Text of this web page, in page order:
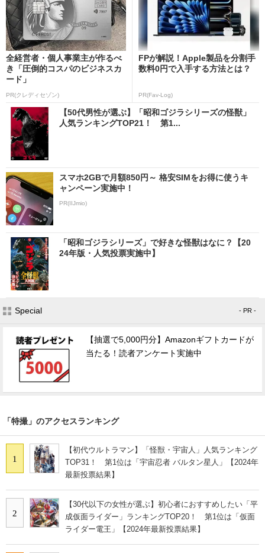
全経営者・個人事業主が作るべ
き「圧倒的コスパのビジネスカ
ード」
PR(クレディセゾン)
FPが解説！Apple製品を分割手
数料0円で入手する方法とは？
PR(Fav-Log)
【50代男性が選ぶ】「昭和ゴジラシリーズの怪獣」
人気ランキングTOP21！ 第1...
スマホ2GBで月額850円～ 格安SIMをお得に使うキ
ャンペーン実施中！
PR(IIJmio)
「昭和ゴジラシリーズ」で好きな怪獣はなに？【20
24年版・人気投票実施中】
Special - PR -
【抽選で5,000円分】Amazonギフトカードが
当たる！読者アンケート実施中
「特撮」のアクセスランキング
1
【初代ウルトラマン】「怪獣・宇宙人」人気ランキング
TOP31！ 第1位は「宇宙忍者 バルタン星人」【2024年
最新投票結果】
2
【30代以下の女性が選ぶ】初心者におすすめしたい「平
成仮面ライダー」ランキングTOP20！ 第1位は「仮面
ライダー電王」【2024年最新投票結果】